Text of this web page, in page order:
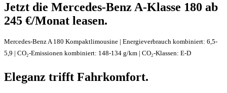
Jetzt die Mercedes-Benz A-Klasse 180 ab
245 €/Monat leasen.
Mercedes-Benz A 180 Kompaktlimousine | Energieverbrauch kombiniert: 6,5-
5,9 | CO₂-Emissionen kombiniert: 148-134 g/km | CO₂-Klassen: E-D
Eleganz trifft Fahrkomfort.